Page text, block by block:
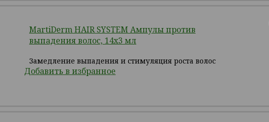
MartiDerm HAIR SYSTEM Ампулы против
выпадения волос, 14х3 мл
Замедление выпадения и стимуляция роста волос
Добавить в избранное